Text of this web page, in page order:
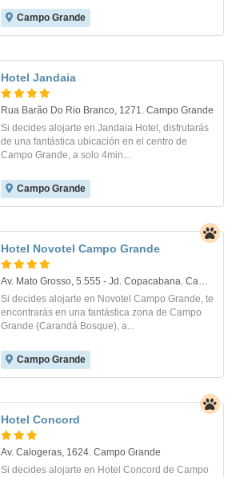
Campo Grande
Hotel Jandaia
Rua Barão Do Rio Branco, 1271. Campo Grande
Si decides alojarte en Jandaia Hotel, disfrutarás
de una fantástica ubicación en el centro de
Campo Grande, a solo 4min...
Campo Grande
Hotel Novotel Campo Grande
Av. Mato Grosso, 5.555 - Jd. Copacabana. Campo Grande
Si decides alojarte en Novotel Campo Grande, te
encontrarás en una fantástica zona de Campo
Grande (Carandá Bosque), a...
Campo Grande
Hotel Concord
Av. Calogeras, 1624. Campo Grande
Si decides alojarte en Hotel Concord de Campo